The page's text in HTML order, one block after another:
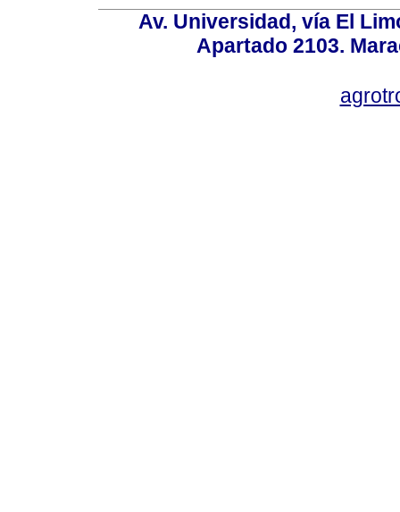
Av. Universidad, vía El
Apartado 2103.